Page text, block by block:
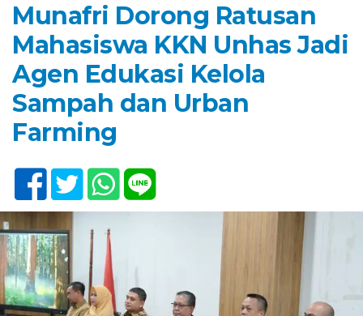
Munafri Dorong Ratusan
Mahasiswa KKN Unhas Jadi
Agen Edukasi Kelola
Sampah dan Urban
Farming